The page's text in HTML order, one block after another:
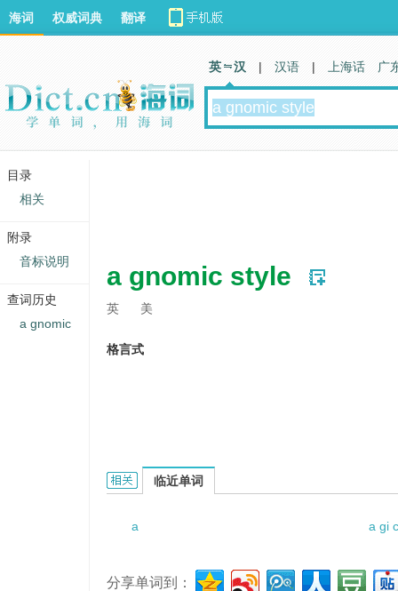
a gnomic style
英 美
格言式
a gnomic style的相关资料：
临近单词
a a gi
分享单词到：
海词 权威词典 翻译
英 汉 | 汉语 | 上海话 广
目录
相关
附录
音标说明
查词历史
a gnomic